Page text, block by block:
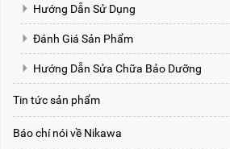
Hướng Dẫn Sử Dụng
Đánh Giá Sản Phẩm
Hướng Dẫn Sửa Chữa Bảo Dưỡng
Tin tức sản phẩm
Báo chí nói về Nikawa